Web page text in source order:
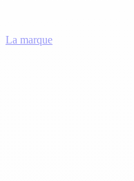
La marque